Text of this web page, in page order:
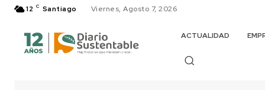
12 C Santiago Viernes, Agosto 7, 2026
ACTUALIDAD